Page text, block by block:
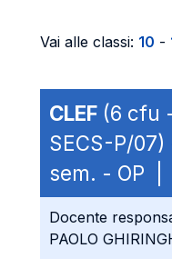
Vai alle classi: 10 -
CLEF (6 cfu
SECS-P/07)
sem. - OP |
Docente
PAOLO